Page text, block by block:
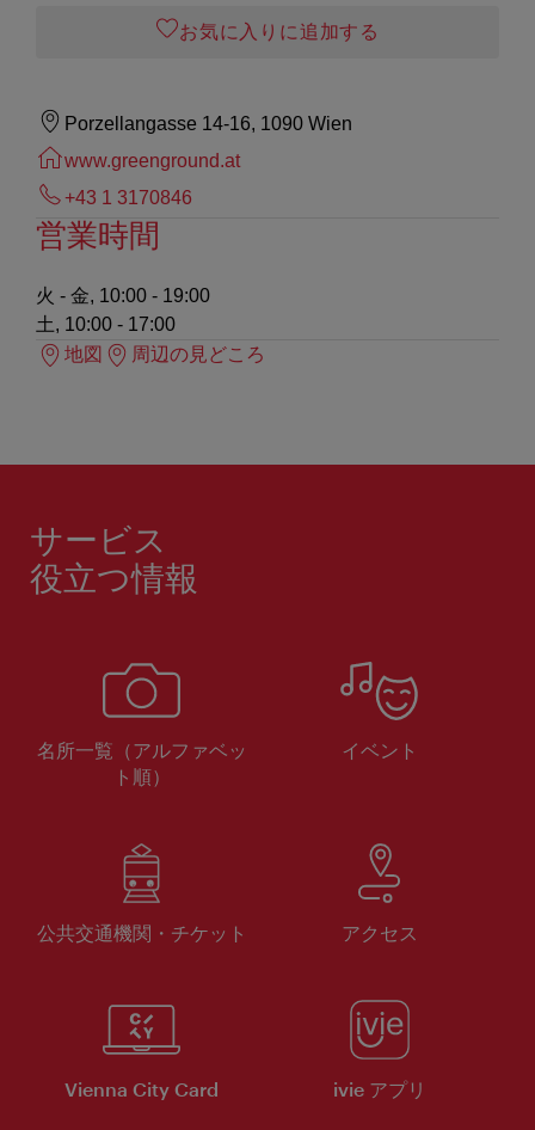
お気に入りに追加する
Porzellangasse 14-16, 1090 Wien
www.greenground.at
+43 1 3170846
営業時間
火 - 金, 10:00 - 19:00
土, 10:00 - 17:00
地図
周辺の見どころ
サービス
役立つ情報
名所一覧（アルファベッ
ト順）
イベント
公共交通機関・チケット アクセス
Vienna City Card ivie アプリ